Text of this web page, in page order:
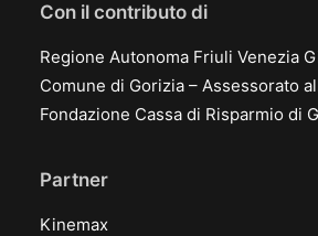
Con il contributo di
Regione Autonoma Friuli Venezia
Comune di Gorizia – Assessorato
Fondazione Cassa di Risparmio di
Partner
Kinemax